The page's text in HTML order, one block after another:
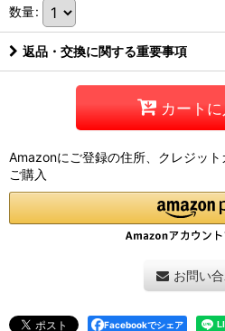
数量:
返品・交換に関する重要事項
カート
Amazonにご登録の住所、クレジッ
ご購入
お問い
Facebookでシェア